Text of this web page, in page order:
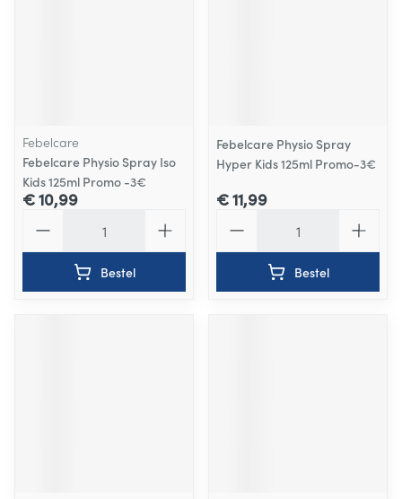
Febelcare
Febelcare Physio Spray Iso
Kids 125ml Promo -3€
€ 10,99
Bestel
Febelcare Physio Spray
Hyper Kids 125ml Promo-3€
€ 11,99
Bestel